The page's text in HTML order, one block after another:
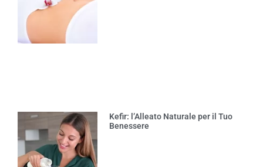
Kefir: l’Alleato Naturale per il Tuo
Benessere